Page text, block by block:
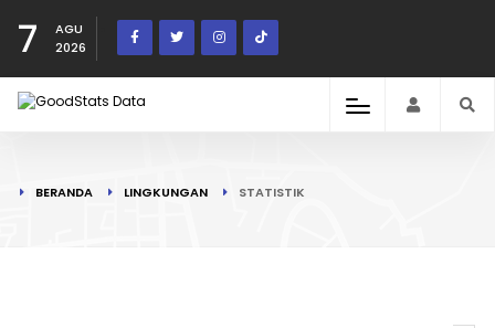
7
AGU
2026
BERANDA LINGKUNGAN STATISTIK